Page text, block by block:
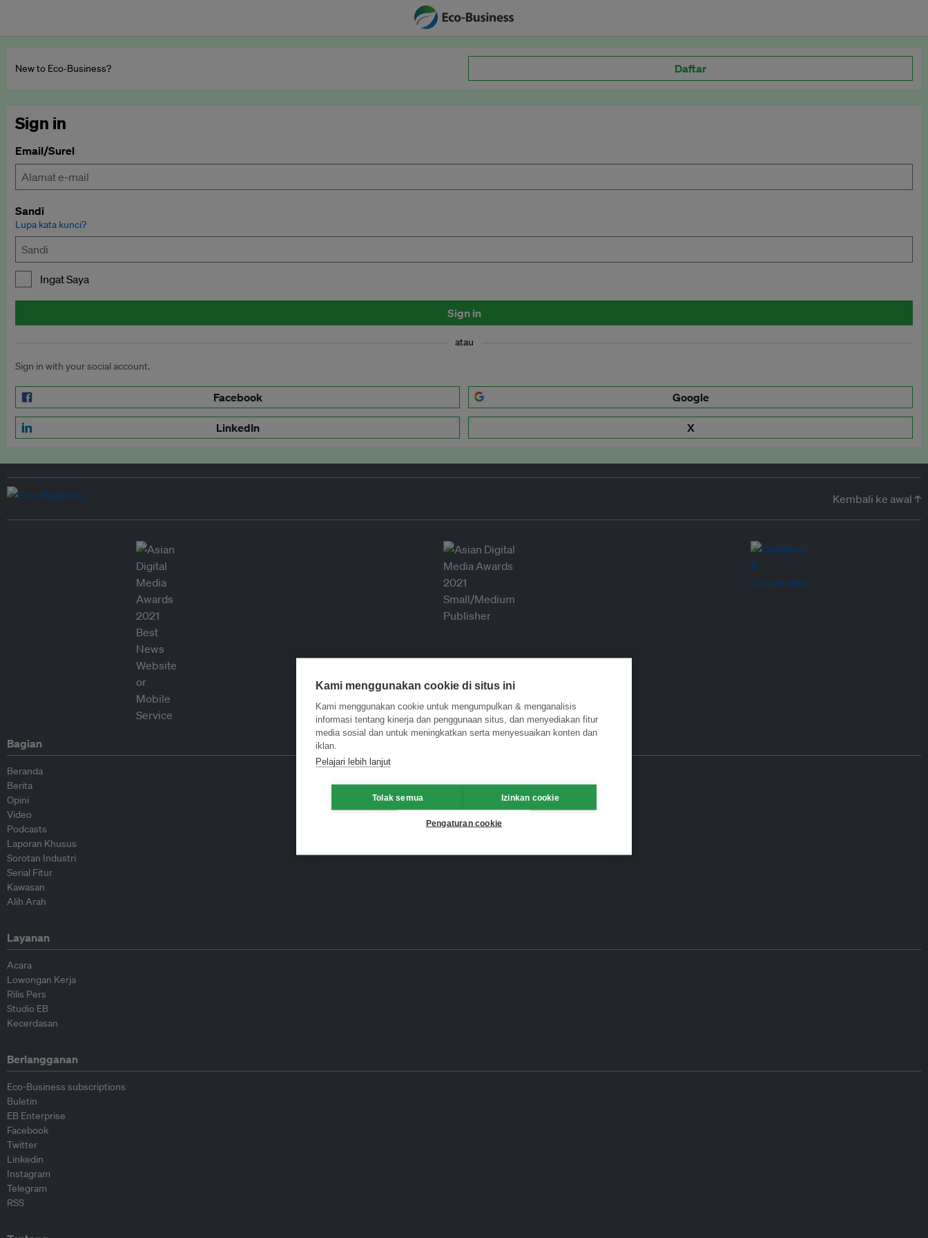
New to Eco‑Business? Daftar
Sign in
Email/Surel
Sandi
Lupa kata kunci?
Ingat Saya
Sign in
atau
Sign in with your social account.
Facebook Google
LinkedIn X
Kembali ke awal ↑
Bagian
Beranda
Berita
Opini
Video
Podcasts
Laporan Khusus
Sorotan Industri
Serial Fitur
Kawasan
Alih Arah
Layanan
Acara
Lowongan Kerja
Rilis Pers
Studio EB
Kecerdasan
Berlangganan
Eco-Business subscriptions
Buletin
EB Enterprise
Facebook
Twitter
Linkedin
Instagram
Telegram
RSS
Kami menggunakan cookie di situs ini
Kami menggunakan cookie untuk mengumpulkan & menganalisis
informasi tentang kinerja dan penggunaan situs, dan menyediakan fitur
media sosial dan untuk meningkatkan serta menyesuaikan konten dan
iklan.
Pelajari lebih lanjut
Tolak semua Izinkan cookie
Pengaturan cookie